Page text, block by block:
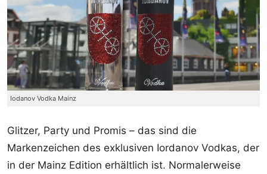
Iodanov Vodka Mainz
Glitzer, Party und Promis – das sind die
Markenzeichen des exklusiven Iordanov Vodkas, der
in der Mainz Edition erhältlich ist. Normalerweise